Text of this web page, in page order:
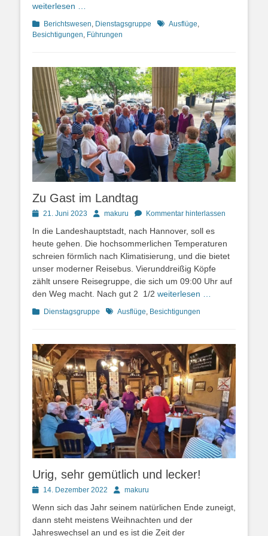
weiterlesen …
Kategorien
Berichtswesen, Dienstagsgruppe Schlagworte
Ausflüge,
Besichtigungen, Führungen
Zu Gast im Landtag
Posted21. Juni 2023 Autormakuru Kommentar hinterlassen
In die Landeshauptstadt, nach Hannover, soll es
heute gehen. Die hochsommerlichen Temperaturen
schreien förmlich nach Klimatisierung, und die bietet
unser moderner Reisebus. Vierunddreißig Köpfe
zählt unsere Reisegruppe, die sich um 09:00 Uhr auf
den Weg macht. Nach gut 2 1/2 weiterlesen …
Kategorien
Dienstagsgruppe Schlagworte
Ausflüge Besichtigungen
Urig, sehr gemütlich und lecker!
Posted14. Dezember 2022 Autormakuru
Wenn sich das Jahr seinem natürlichen Ende zuneigt,
dann steht meistens Weihnachten und der
Jahreswechsel an und es ist die Zeit der